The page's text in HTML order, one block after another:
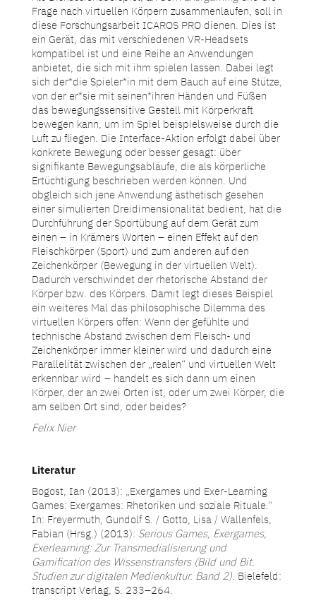
Frage nach virtuellen Körpern zusammenlaufen, soll in
diese Forschungsarbeit ICAROS PRO dienen. Dies ist
ein Gerät, das mit verschiedenen VR-Headsets
kompatibel ist und eine Reihe an Anwendungen
anbietet, die sich mit ihm spielen lassen. Dabei legt
sich der*die Spieler*in mit dem Bauch auf eine Stütze,
von der er*sie mit seinen*ihren Händen und Füßen
das bewegungssensitive Gestell mit Körperkraft
bewegen kann, um im Spiel beispielsweise durch die
Luft zu fliegen. Die Interface-Aktion erfolgt dabei über
konkrete Bewegung oder besser gesagt: über
signifikante Bewegungsabläufe, die als körperliche
Ertüchtigung beschrieben werden können. Und
obgleich sich jene Anwendung ästhetisch gesehen
einer simulierten Dreidimensionalität bedient, hat die
Durchführung der Sportübung auf dem Gerät zum
einen – in Krämers Worten – einen Effekt auf den
Fleischkörper (Sport) und zum anderen auf den
Zeichenkörper (Bewegung in der virtuellen Welt).
Dadurch verschwindet der rhetorische Abstand der
Körper bzw. des Körpers. Damit legt dieses Beispiel
ein weiteres Mal das philosophische Dilemma des
virtuellen Körpers offen: Wenn der gefühlte und
technische Abstand zwischen dem Fleisch- und
Zeichenkörper immer kleiner wird und dadurch eine
Parallelität zwischen der „realen“ und virtuellen Welt
erkennbar wird – handelt es sich dann um einen
Körper, der an zwei Orten ist, oder um zwei Körper, die
am selben Ort sind, oder beides?
Felix Nier
Literatur
Bogost, Ian (2013): „Exergames und Exer-Learning
Games: Exergames: Rhetoriken und soziale Rituale.“
In: Freyermuth, Gundolf S. / Gotto, Lisa / Wallenfels,
Fabian (Hrsg.) (2013): Serious Games, Exergames,
Exerlearning: Zur Transmedialisierung und
Gamification des Wissenstransfers (Bild und Bit.
Studien zur digitalen Medienkultur. Band 2). Bielefeld:
transcript Verlag, S. 233–264.